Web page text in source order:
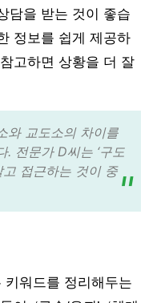
담을 받는 것이 좋습
정보를 쉽게 제공하
고하면 상황을 더 잘
와 교도소의 차이를
. 전문가 D씨는 ‘구도
접근하는 것이 중
워드를 정리해두는